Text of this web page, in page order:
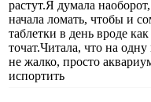
растут.Я думала
начала ломать, чтобы и
таблетки в день вроде
точат.Читала, что на
не жалко, просто
испортить